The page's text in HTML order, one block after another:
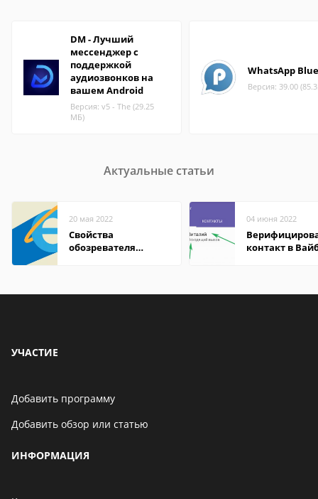
DM - Лучший
мессенджер с
поддержкой
аудиозвонков на
вашем Android
Версия: v5 - The (29.25
МБ)
WhatsApp Blue
Версия: 39.00
Актуальные статьи
20 мая 2022
Свойства
обозревателя
04 июня 2022
контакт в
УЧАСТИЕ
Добавить программу
Добавить обзор или статью
ИНФОРМАЦИЯ